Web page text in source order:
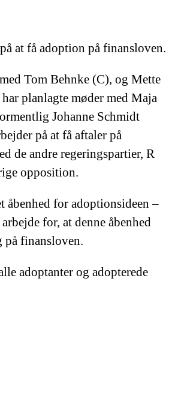
at få adoption på finansloven.
Tom Behnke (C), og Mette
planlagte møder med Maja
Johanne Schmidt
på at få aftaler på
de andre regeringspartier, R
opposition.
åbenhed for adoptionsideen –
for, at denne åbenhed
finansloven.
adoptanter og adopterede